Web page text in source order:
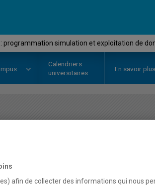
programmation simulation et exploitation de
Calendriers
universitaires
En savoir plus
Informatique
afin de collecter des informations qui nous